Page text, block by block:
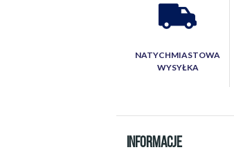
NATYCHMIASTOWA
WYSYŁKA
INFORMACJE